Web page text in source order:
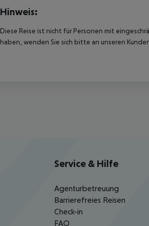
Hinweis:
Diese Reise ist nicht für Personen mit
haben, wenden Sie sich bitte an unseren
Service & Hilfe
Agenturbetreuung
Barrierefreies Reisen
Check-in
FAQ